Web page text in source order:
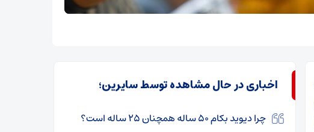
اخباری در حال مشاهده توسط سایرین؛
چرا دیوید بکام ۵۰ ساله همچنان ۲۵ ساله است؟